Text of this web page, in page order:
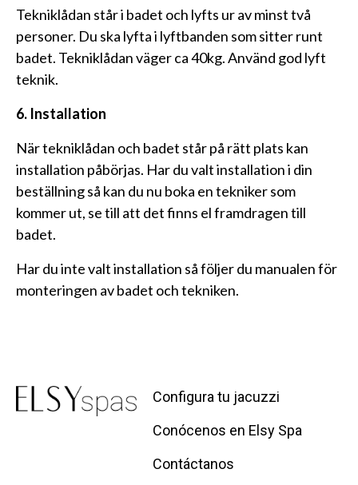
Tekniklådan står i badet och lyfts ur av minst två
personer. Du ska lyfta i lyftbanden som sitter runt
badet. Tekniklådan väger ca 40kg. Använd god lyft
teknik.
6. Installation
När tekniklådan och badet står på rätt plats kan
installation påbörjas. Har du valt installation i din
beställning så kan du nu boka en tekniker som
kommer ut, se till att det finns el framdragen till
badet.
Har du inte valt installation så följer du manualen för
monteringen av badet och tekniken.
Configura tu jacuzzi
Conócenos en Elsy Spa
Contáctanos